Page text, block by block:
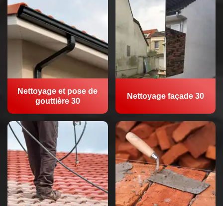
Nettoyage et pose de
gouttière 30
Nettoyage façade 30